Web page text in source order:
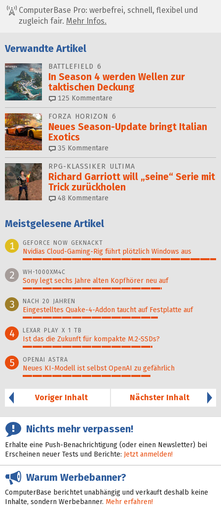
ComputerBase Pro: werbefrei, schnell, flexibel und
zugleich fair. Mehr Infos.
Verwandte Artikel
BATTLEFIELD 6
In Season 4 werden Wellen zur
taktischen Deckung
125 Kommentare
FORZA HORIZON 6
Neues Season-Update bringt Italian
Exotics
35 Kommentare
RPG-KLASSIKER ULTIMA
Richard Garriott will „seine“ Serie mit
Trick zurückholen
48 Kommentare
Meistgelesene Artikel
1
GEFORCE NOW GEKNACKT
Nvidias Cloud-Gaming-Rig führt plötzlich Windows aus
2 WH-1000XM4C
Sony legt sechs Jahre alten Kopfhörer neu auf
3 NACH 20 JAHREN
Eingestelltes Quake-4-Addon taucht auf Festplatte auf
4 LEXAR PLAY X 1 TB
Ist das die Zukunft für kompakte M.2-SSDs?
5 OPENAI ASTRA
Neues KI-Modell ist selbst OpenAI zu gefährlich
Voriger Inhalt
Nächster Inhalt
Nichts mehr verpassen!
Erhalte eine Push-Benachrichtigung (oder einen Newsletter) bei
Erscheinen neuer Tests und Berichte: Jetzt anmelden!
Warum Werbebanner?
ComputerBase berichtet unabhängig und verkauft deshalb keine
Inhalte, sondern Werbebanner. Mehr erfahren!